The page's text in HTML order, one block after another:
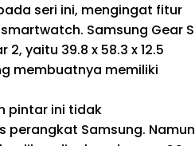
seri ini, mengingat fitur
Samsung Gear S
yaitu 39.8 x 58.3 x 12.5
membuatnya memiliki
pintar ini tidak
perangkat Samsung. Namun